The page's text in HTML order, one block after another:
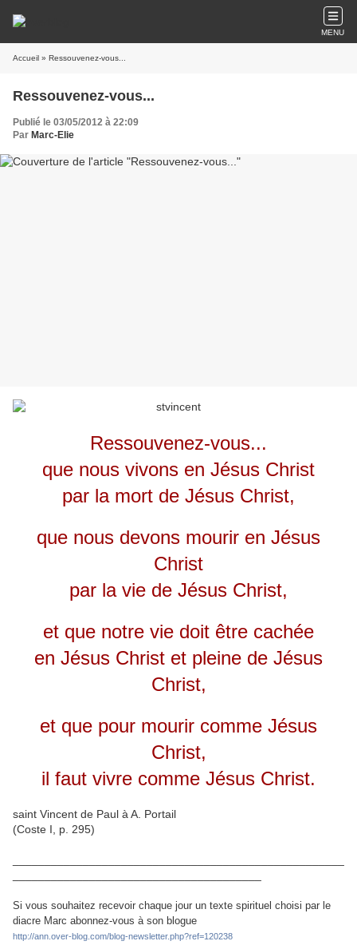
MENU
Accueil » Ressouvenez-vous...
Ressouvenez-vous...
Publié le 03/05/2012 à 22:09
Par Marc-Elie
Ressouvenez-vous...
que nous vivons en Jésus Christ
par la mort de Jésus Christ,
que nous devons mourir en Jésus
Christ
par la vie de Jésus Christ,
et que notre vie doit être cachée
en Jésus Christ et pleine de Jésus
Christ,
et que pour mourir comme Jésus
Christ,
il faut vivre comme Jésus Christ.
saint Vincent de Paul à A. Portail
(Coste I, p. 295)
Si vous souhaitez recevoir chaque jour un texte spirituel choisi par le
diacre Marc abonnez-vous à son blogue
http://ann.over-blog.com/blog-newsletter.php?ref=120238